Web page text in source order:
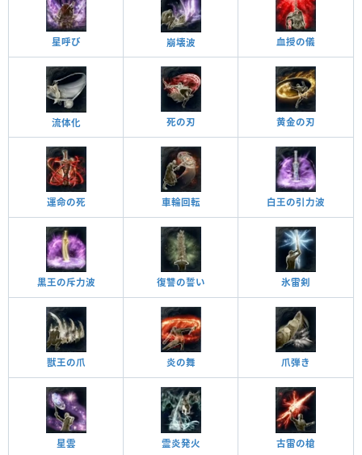
星呼び 崩壊波 血授の儀
流体化 死の刃 黄金の刃
運命の死 車輪回転 白王の引力波
黒王の斥力波 復讐の誓い 氷雷剣
獣王の爪 炎の舞 爪弾き
星雲 霊炎発火 古雷の槍